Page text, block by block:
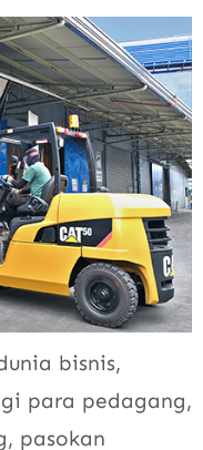
bisnis,
para pedagang,
pasokan